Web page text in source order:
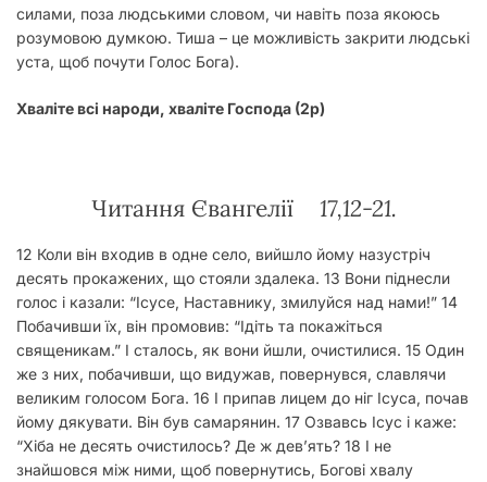
силами, поза людськими словом, чи навіть поза якоюсь
розумовою думкою. Тиша – це можливість закрити людські
уста, щоб почути Голос Бога).
Хваліте всі народи, хваліте Господа (2р)
Читання Євангелії 17,12-21.
12 Коли він входив в одне село, вийшло йому назустріч
десять прокажених, що стояли здалека. 13 Вони піднесли
голос і казали: “Ісусе, Наставнику, змилуйся над нами!” 14
Побачивши їх, він промовив: “Ідіть та покажіться
священикам.” І сталось, як вони йшли, очистилися. 15 Один
же з них, побачивши, що видужав, повернувся, славлячи
великим голосом Бога. 16 І припав лицем до ніг Ісуса, почав
йому дякувати. Він був самарянин. 17 Озвавсь Ісус і каже:
“Хіба не десять очистилось? Де ж дев’ять? 18 І не
знайшовся між ними, щоб повернутись, Богові хвалу